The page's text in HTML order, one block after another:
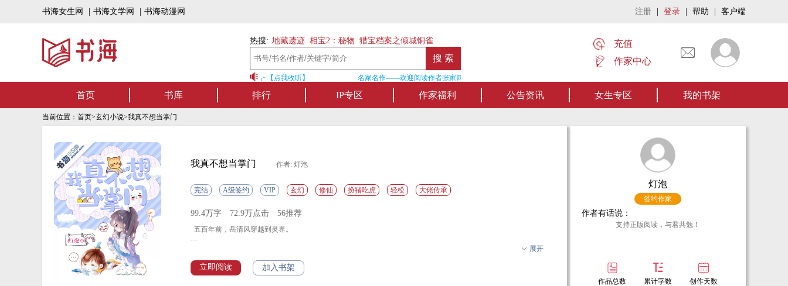
书海女生网 书海文学网 书海动漫网 注册 登录 帮助 客户端
热搜: 地藏遗迹 相宝2：秘物 猎宝档案之倾城铜雀
书海听书——好书可听，书海有声！书海上架有声书啦，一定有你喜欢的作品~【点我收听】 名家名作——欢迎阅读作者张家四叔的作品《张家摸金秘术》让我们一起开启张家摸金流悬疑作品。【点我阅读】
充值
作家中心
首页 书库 排行 IP专区 作家福利 公告资讯 女生专区 我的书架
当前位置： 首页>玄幻小说>我真不想当掌门
我真不想当掌门 作者: 灯泡
完结 A级签约 VIP 玄幻 修仙 扮猪吃虎 轻松 大佬传承
99.4万字 72.9万点击 56推荐
五百年前，岳清风穿越到灵界。
刚来就引发了天地异像，他本以为开启了主角模板，只等一个不识货、前来退婚的未婚妻打脸，之后便能获得系
谁料退婚打脸的未婚妻没等来，系统老爷爷护体同样没等来，却等来一个糟老头子，因为他长得帅，硬要收他为
展开
立即阅读 加入书架
灯泡
签约作家
作者有话说：
支持正版阅读，与君共勉！
作品总数
累计字数
创作天数